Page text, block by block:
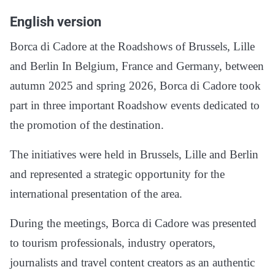
English version
Borca di Cadore at the Roadshows of Brussels, Lille
and Berlin In Belgium, France and Germany, between
autumn 2025 and spring 2026, Borca di Cadore took
part in three important Roadshow events dedicated to
the promotion of the destination.
The initiatives were held in Brussels, Lille and Berlin
and represented a strategic opportunity for the
international presentation of the area.
During the meetings, Borca di Cadore was presented
to tourism professionals, industry operators,
journalists and travel content creators as an authentic